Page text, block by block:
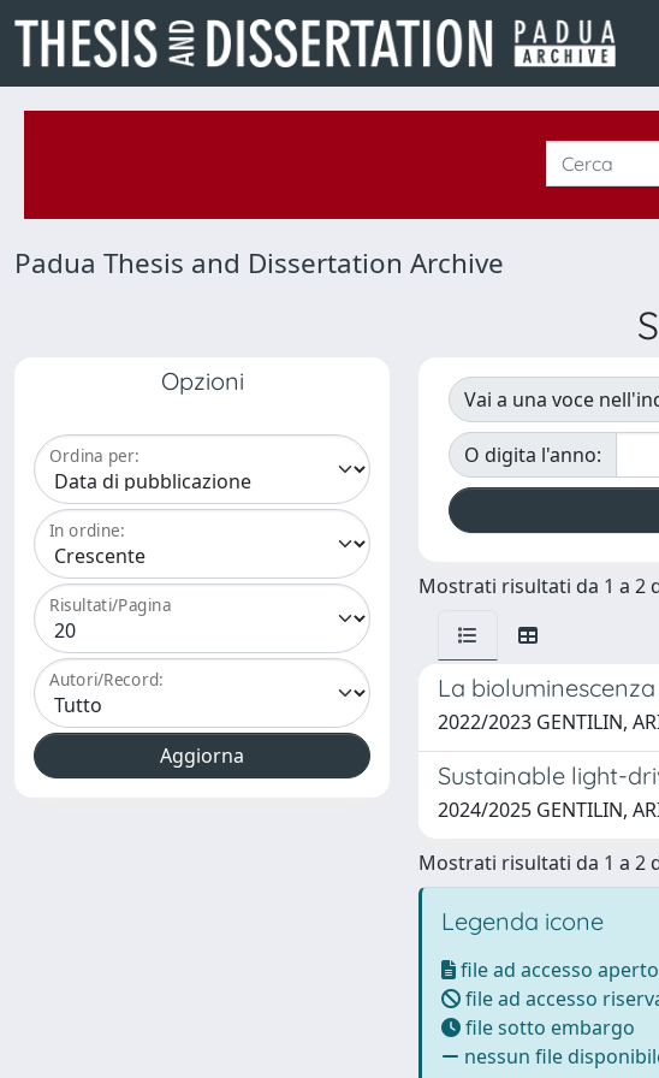
Padua Thesis and Dissertation Archive
Opzioni
Ordina per:
In ordine:
Risultati/Pagina
Autori/Record:
Vai a una voce
O digita l'anno:
Mostrati risultati da 1 a 2
La
2022/2023 GENTILIN,
Sustainable light-
2024/2025 GENTILIN,
Mostrati risultati da 1 a 2
Legenda icone
file ad accesso aperto
file ad accesso
file sotto embargo
nessun file